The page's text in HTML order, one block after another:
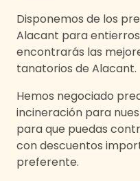
Disponemos de los
Alacant para
encontrarás las
tanatorios de Alacant.
Hemos negociado
incineración para
para que puedas
con descuentos
preferente.